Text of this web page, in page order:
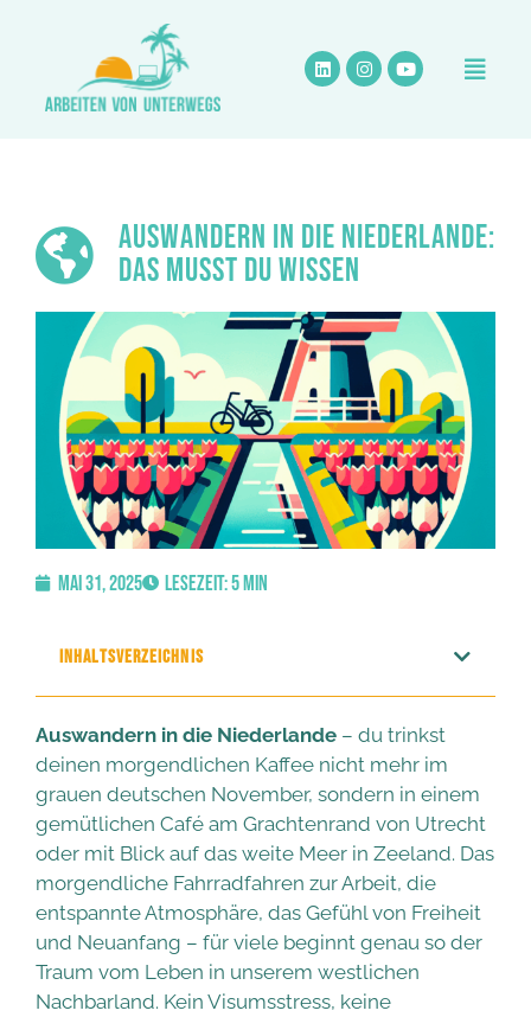
springen
AUSWANDERN IN DIE NIEDERLANDE:
DAS MUSST DU WISSEN
Mai 31, 2025 Lesezeit: 5 Min
INHALTSVERZEICHNIS
Auswandern in die Niederlande – du trinkst
deinen morgendlichen Kaffee nicht mehr im
grauen deutschen November, sondern in einem
gemütlichen Café am Grachtenrand von Utrecht
oder mit Blick auf das weite Meer in Zeeland. Das
morgendliche Fahrradfahren zur Arbeit, die
entspannte Atmosphäre, das Gefühl von Freiheit
und Neuanfang – für viele beginnt genau so der
Traum vom Leben in unserem westlichen
Nachbarland. Kein Visumsstress, keine